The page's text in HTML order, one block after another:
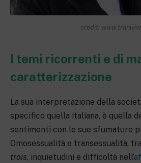
credit:
I temi ricorrenti e di
caratterizzazione
La sua interpretazione della
specifico quella italiana, è quella
sentimenti con le sue sfumature
Omosessualità e transessualità,
trois, inquietudini e difficoltà nell’